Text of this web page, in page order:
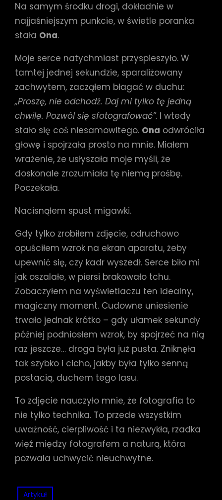
Na samym środku drogi, dokładnie w
najjaśniejszym punkcie, w świetle poranka
stała Ona.
Moje serce natychmiast przyspieszyło. W
tamtej jednej sekundzie, sparaliżowany
zachwytem, zacząłem błagać w duchu:
„Proszę, nie odchodź. Daj mi tylko tę jedną
chwilę. Pozwól się sfotografować”. I wtedy
stało się coś niesamowitego. Ona odwróciła
głowę i spojrzała prosto na mnie. Miałem
wrażenie, że usłyszała moje myśli, że
doskonale zrozumiała tę niemą prośbę.
Poczekała.
Nacisnąłem spust migawki.
Gdy tylko zrobiłem zdjęcie, odruchowo
opuściłem wzrok na ekran aparatu, żeby
upewnić się, czy kadr wyszedł. Serce biło mi
jak oszalałe, w piersi brakowało tchu.
Zobaczyłem na wyświetlaczu ten idealny,
magiczny moment. Cudowne uniesienie
trwało jednak krótko – gdy ułamek sekundy
później podniosłem wzrok, by spojrzeć na nią
raz jeszcze… droga była już pusta. Zniknęła
tak szybko i cicho, jakby była tylko senną
postacią, duchem tego lasu.
To zdjęcie nauczyło mnie, że fotografia to
nie tylko technika. To przede wszystkim
uważność, cierpliwość i ta niezwykła, rzadka
więź między fotografem a naturą, która
pozwala uchwycić nieuchwytne.
Artykuł